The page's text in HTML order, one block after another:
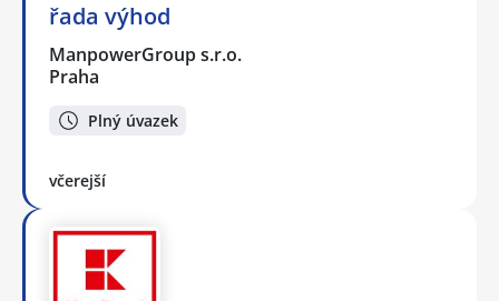
řada výhod
ManpowerGroup s.r.o.
Praha
Plný úvazek
včerejší